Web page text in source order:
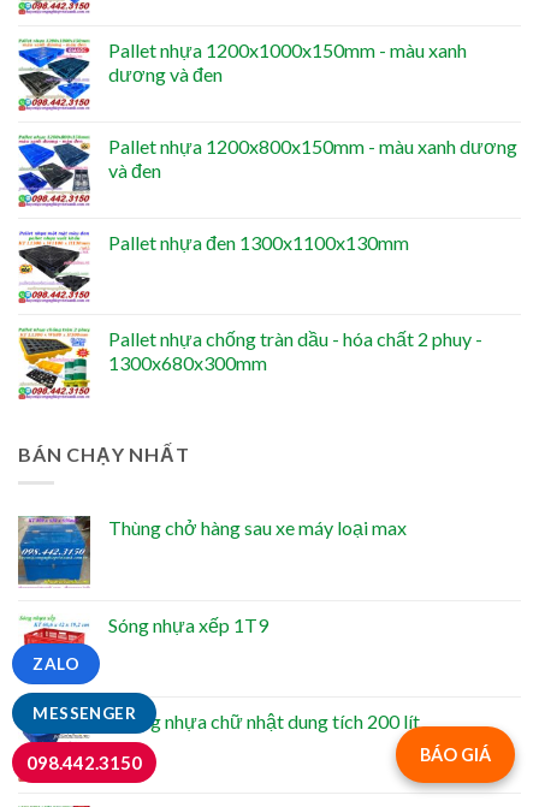
Pallet nhựa 1200x1000x150mm - màu xanh
dương và đen
Pallet nhựa 1200x800x150mm - màu xanh dương
và đen
Pallet nhựa đen 1300x1100x130mm
Pallet nhựa chống tràn dầu - hóa chất 2 phuy -
1300x680x300mm
BÁN CHẠY NHẤT
Thùng chở hàng sau xe máy loại max
Sóng nhựa xếp 1T9
Thùng nhựa chữ nhật dung tích 200 lít
BÁO GIÁ
MESSENGER
ZALO
098.442.3150